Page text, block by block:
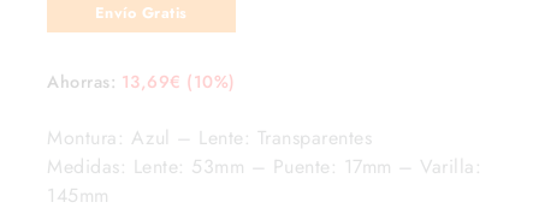
Envío Gratis
Ahorras: 13,69€ (10%)
Montura: Azul – Lente: Transparentes
Medidas: Lente: 53mm – Puente: 17mm – Varilla:
145mm